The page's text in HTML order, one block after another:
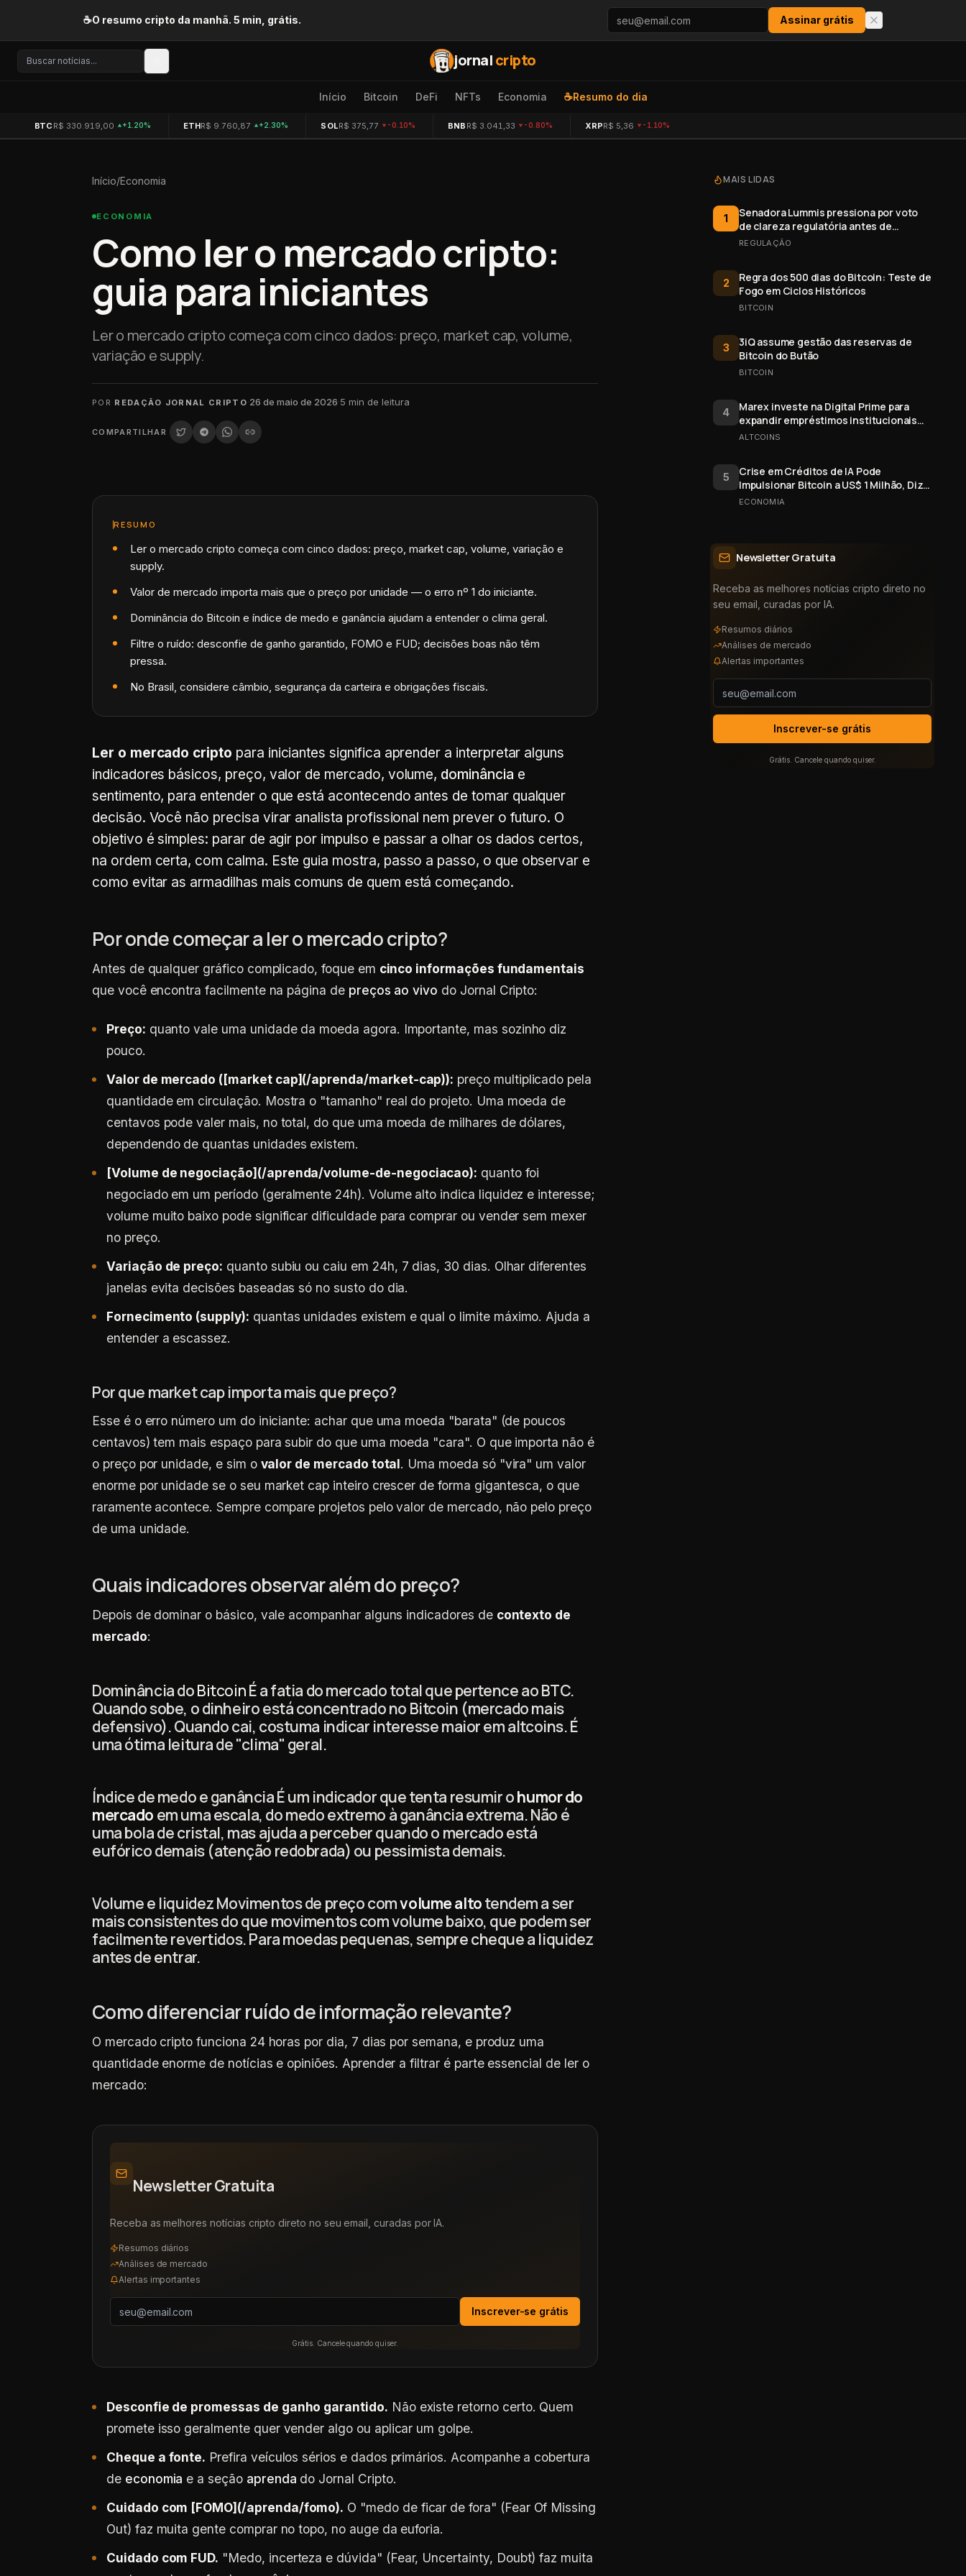
☕O resumo cripto da manhã. 5 min, grátis. Assinar grátis
jornalcripto
Início Bitcoin DeFi NFTs Economia ☕Resumo do dia
BTC R$ 330.919,00 +1.20% ETHR$ 9.760,87 +2.30% SOLR$ 375,77 -0.10% BNB R$ 3.041,33 -0.80% XRPR$ 5,36 -1.10%
Início/Economia
ECONOMIA
Como ler o mercado cripto:
guia para iniciantes
Ler o mercado cripto começa com cinco dados: preço, market cap, volume,
variação e supply.
POR REDAÇÃO JORNAL CRIPTO·26 de maio de 2026·5 min de leitura
COMPARTILHAR
RESUMO
Ler o mercado cripto começa com cinco dados: preço, market cap, volume, variação e
supply.
Valor de mercado importa mais que o preço por unidade — o erro nº 1 do iniciante.
Dominância do Bitcoin e índice de medo e ganância ajudam a entender o clima geral.
Filtre o ruído: desconfie de ganho garantido, FOMO e FUD; decisões boas não têm
pressa.
No Brasil, considere câmbio, segurança da carteira e obrigações fiscais.
Ler o mercado cripto para iniciantes significa aprender a interpretar alguns
indicadores básicos, preço, valor de mercado, volume, dominância e
sentimento, para entender o que está acontecendo antes de tomar qualquer
decisão. Você não precisa virar analista profissional nem prever o futuro. O
objetivo é simples: parar de agir por impulso e passar a olhar os dados certos,
na ordem certa, com calma. Este guia mostra, passo a passo, o que observar e
como evitar as armadilhas mais comuns de quem está começando.
Por onde começar a ler o mercado cripto?
Antes de qualquer gráfico complicado, foque em cinco informações fundamentais
que você encontra facilmente na página de preços ao vivo do Jornal Cripto:
Preço: quanto vale uma unidade da moeda agora. Importante, mas sozinho diz
pouco.
Valor de mercado ([market cap](/aprenda/market-cap)): preço multiplicado pela
quantidade em circulação. Mostra o "tamanho" real do projeto. Uma moeda de
centavos pode valer mais, no total, do que uma moeda de milhares de dólares,
dependendo de quantas unidades existem.
[Volume de negociação](/aprenda/volume-de-negociacao): quanto foi
negociado em um período (geralmente 24h). Volume alto indica liquidez e interesse;
volume muito baixo pode significar dificuldade para comprar ou vender sem mexer
no preço.
Variação de preço: quanto subiu ou caiu em 24h, 7 dias, 30 dias. Olhar diferentes
janelas evita decisões baseadas só no susto do dia.
Fornecimento (supply): quantas unidades existem e qual o limite máximo. Ajuda a
entender a escassez.
Por que market cap importa mais que preço?
Esse é o erro número um do iniciante: achar que uma moeda "barata" (de poucos
centavos) tem mais espaço para subir do que uma moeda "cara". O que importa não é
o preço por unidade, e sim o valor de mercado total. Uma moeda só "vira" um valor
enorme por unidade se o seu market cap inteiro crescer de forma gigantesca, o que
raramente acontece. Sempre compare projetos pelo valor de mercado, não pelo preço
de uma unidade.
Quais indicadores observar além do preço?
Depois de dominar o básico, vale acompanhar alguns indicadores de contexto de
mercado:
Dominância doBitcoinÉ a fatia do mercado total que pertence ao BTC.
Quando sobe, o dinheiro está concentrado no Bitcoin (mercado mais
defensivo). Quando cai, costuma indicar interesse maior em altcoins. É
uma ótima leitura de "clima" geral.
Índice de medo e ganância É um indicador que tenta resumir ohumor do
mercado em uma escala, do medo extremo à ganância extrema. Não é
uma bola de cristal, mas ajuda a perceber quando o mercado está
eufórico demais (atenção redobrada) ou pessimista demais.
Volume e liquidez Movimentos de preço comvolume altotendem a ser
mais consistentes do que movimentos com volume baixo, que podem ser
facilmente revertidos. Para moedas pequenas, sempre cheque a liquidez
antes de entrar.
Como diferenciar ruído de informação relevante?
O mercado cripto funciona 24 horas por dia, 7 dias por semana, e produz uma
quantidade enorme de notícias e opiniões. Aprender a filtrar é parte essencial de ler o
mercado:
Newsletter Gratuita
Receba as melhores notícias cripto direto no seu email, curadas por IA.
Resumos diários
Análises de mercado
Alertas importantes
Inscrever-se grátis
Grátis. Cancele quando quiser.
Desconfie de promessas de ganho garantido. Não existe retorno certo. Quem
promete isso geralmente quer vender algo ou aplicar um golpe.
Cheque a fonte. Prefira veículos sérios e dados primários. Acompanhe a cobertura
de economia e a seção aprenda do Jornal Cripto.
Cuidado com [FOMO](/aprenda/fomo). O "medo de ficar de fora" (Fear Of Missing
Out) faz muita gente comprar no topo, no auge da euforia.
Cuidado com FUD. "Medo, incerteza e dúvida" (Fear, Uncertainty, Doubt) faz muita
MAIS LIDAS
1
Senadora Lummis pressiona por voto
de clareza regulatória antes de
recesso
REGULAÇÃO
2
Regra dos 500 dias do Bitcoin: Teste de
Fogo em Ciclos Históricos
BITCOIN
3
3iQ assume gestão das reservas de
Bitcoin do Butão
BITCOIN
4
Marex investe na Digital Prime para
expandir empréstimos institucionais
de cripto
ALTCOINS
5
Crise em Créditos de IA Pode
Impulsionar Bitcoin a US$ 1 Milhão, Diz
Arthur Hayes
ECONOMIA
Newsletter Gratuita
Receba as melhores notícias cripto direto no
seu email, curadas por IA.
Resumos diários
Análises de mercado
Alertas importantes
Inscrever-se grátis
Grátis. Cancele quando quiser.